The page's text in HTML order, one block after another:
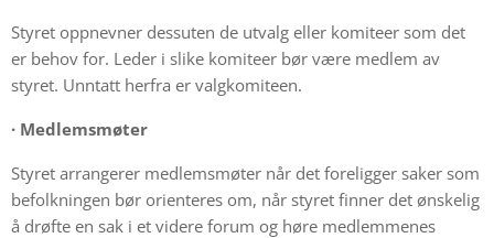
Styret oppnevner dessuten de utvalg eller komiteer som det
er behov for. Leder i slike komiteer bør være medlem av
styret. Unntatt herfra er valgkomiteen.
· Medlemsmøter
Styret arrangerer medlemsmøter når det foreligger saker som
befolkningen bør orienteres om, når styret finner det ønskelig
å drøfte en sak i et videre forum og høre medlemmenes